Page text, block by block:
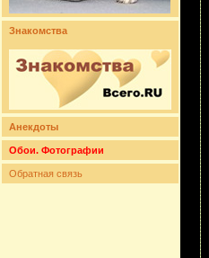
Знакомства
Анекдоты
Обои. Фотографии
Обратная связь